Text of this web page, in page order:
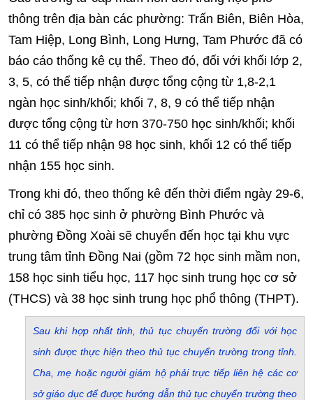
thông trên địa bàn các phường: Trấn Biên, Biên Hòa,
Tam Hiệp, Long Bình, Long Hưng, Tam Phước đã có
báo cáo thống kê cụ thể. Theo đó, đối với khối lớp 2,
3, 5, có thể tiếp nhận được tổng cộng từ 1,8-2,1
ngàn học sinh/khối; khối 7, 8, 9 có thể tiếp nhận
được tổng cộng từ hơn 370-750 học sinh/khối; khối
11 có thể tiếp nhận 98 học sinh, khối 12 có thể tiếp
nhận 155 học sinh.
Trong khi đó, theo thống kê đến thời điểm ngày 29-6,
chỉ có 385 học sinh ở phường Bình Phước và
phường Đồng Xoài sẽ chuyển đến học tại khu vực
trung tâm tỉnh Đồng Nai (gồm 72 học sinh mầm non,
158 học sinh tiểu học, 117 học sinh trung học cơ sở
(THCS) và 38 học sinh trung học phổ thông (THPT).
Sau khi hợp nhất tỉnh, thủ tục chuyển trường đối với học
sinh được thực hiện theo thủ tục chuyển trường trong tỉnh.
Cha, mẹ hoặc người giám hộ phải trực tiếp liên hệ các cơ
sở giáo dục để được hướng dẫn thủ tục chuyển trường theo